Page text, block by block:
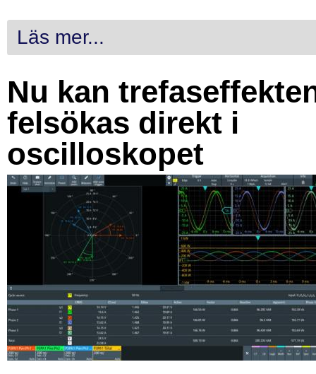
Läs mer...
Nu kan
felsökas direkt i
oscilloskopet